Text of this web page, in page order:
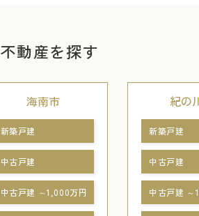
不動産を探す
海南市
新築戸建
中古戸建
中古戸建 ～1,000万円
紀の
新築戸建
中古戸建
中古戸建 ～